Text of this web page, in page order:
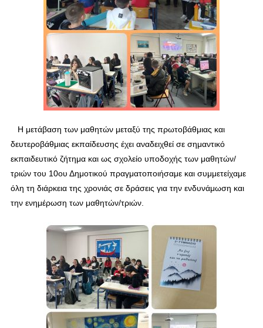
Η μετάβαση των μαθητών μεταξύ της πρωτοβάθμιας και
δευτεροβάθμιας εκπαίδευσης έχει αναδειχθεί σε σημαντικό
εκπαιδευτικό ζήτημα και ως σχολείο υποδοχής των μαθητών/
τριών του 10ου Δημοτικού πραγματοποιήσαμε και συμμετείχαμε
όλη τη διάρκεια της χρονιάς σε δράσεις για την ενδυνάμωση και
την ενημέρωση των μαθητών/τριών.